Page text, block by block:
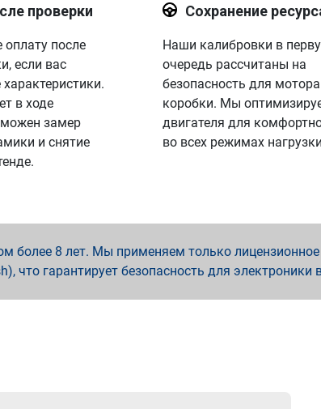
проверки
после
если вас
в ходе
замер
и снятие
Сохранение
Наши калибровки в
очередь рассчитаны на
безопасность для
коробки. Мы
двигателя для
во всех режимах
8 лет. Мы применяем только
что гарантирует безопасность для электроники